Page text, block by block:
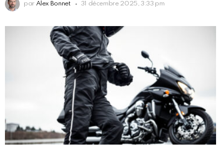
par Alex Bonnet 31 décembre 2025, 3:33 pm